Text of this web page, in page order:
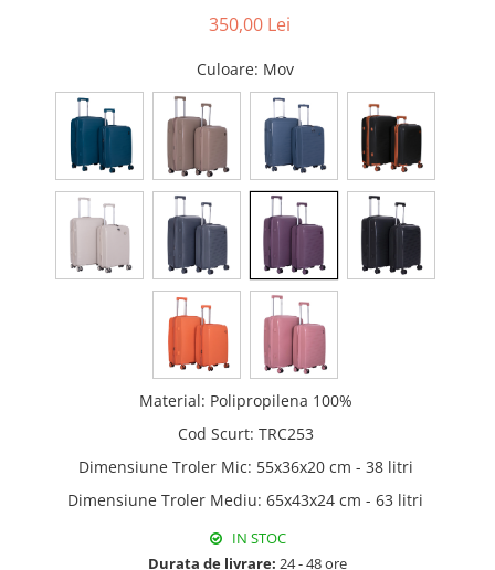
350,00 Lei
Culoare: Mov
Material: Polipropilena 100%
Cod Scurt: TRC253
Dimensiune Troler Mic: 55x36x20 cm - 38 litri
Dimensiune Troler Mediu: 65x43x24 cm - 63 litri
IN STOC
Durata de livrare: 24 - 48 ore